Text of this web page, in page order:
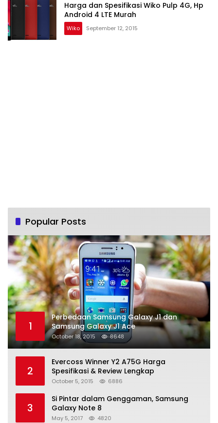
Harga dan Spesifikasi Wiko Pulp 4G, Hp
Android 4 LTE Murah
Wiko September 12, 2015
Popular Posts
1
Perbedaan Samsung Galaxy J1 dan
Samsung Galaxy J1 Ace
October 18, 2015 8648
2
Evercoss Winner Y2 A75G Harga
Spesifikasi & Review Lengkap
October 5, 2015 6886
3
Si Pintar dalam Genggaman, Samsung
Galaxy Note 8
May 5, 2017 4820